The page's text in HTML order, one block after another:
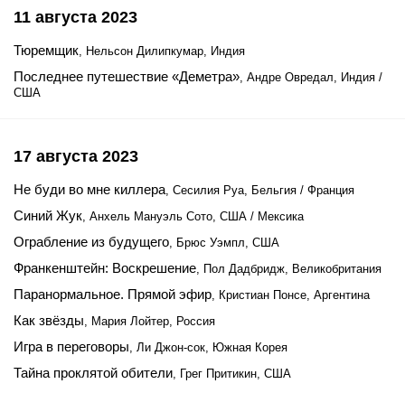
11 августа 2023
Тюремщик, Нельсон Дилипкумар, Индия
Последнее путешествие «Деметра», Андре Овредал, Индия /
США
17 августа 2023
Не буди во мне киллера, Сесилия Руа, Бельгия / Франция
Синий Жук, Анхель Мануэль Сото, США / Мексика
Ограбление из будущего, Брюс Уэмпл, США
Франкенштейн: Воскрешение, Пол Дадбридж, Великобритания
Паранормальное. Прямой эфир, Кристиан Понсе, Аргентина
Как звёзды, Мария Лойтер, Россия
Игра в переговоры, Ли Джон-сок, Южная Корея
Тайна проклятой обители, Грег Притикин, США